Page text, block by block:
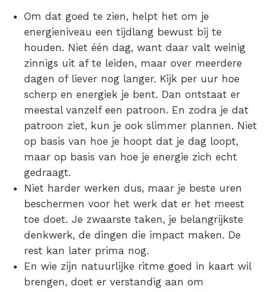
Om dat goed te zien, helpt het om je
energieniveau een tijdlang bewust bij te
houden. Niet één dag, want daar valt weinig
zinnigs uit af te leiden, maar over meerdere
dagen of liever nog langer. Kijk per uur hoe
scherp en energiek je bent. Dan ontstaat er
meestal vanzelf een patroon. En zodra je dat
patroon ziet, kun je ook slimmer plannen. Niet
op basis van hoe je hoopt dat je dag loopt,
maar op basis van hoe je energie zich echt
gedraagt.
Niet harder werken dus, maar je beste uren
beschermen voor het werk dat er het meest
toe doet. Je zwaarste taken, je belangrijkste
denkwerk, de dingen die impact maken. De
rest kan later prima nog.
En wie zijn natuurlijke ritme goed in kaart wil
brengen, doet er verstandig aan om